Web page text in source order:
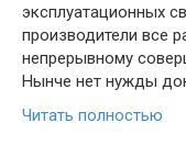
эксплуатационных
производители все
непрерывному
Нынче нет нужды
Читать полностью